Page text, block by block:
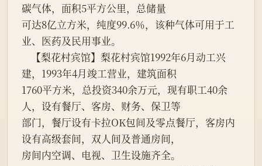
碳气体，面积5平方公里，总储量
可达8亿立方米，纯度99.6％，该种气体可用于工
业、医药及民用事业。
建，1993年4月竣工营业，建筑面积
1760平方米，总投资340余万元，现有职工40余
人，设有餐厅、客房、财务、保卫等
部门，餐厅设有卡拉OK包间及零点餐厅，客房内
设有高级套间，双人间及普通房间，
房间内空调、电视、卫生设施齐全。